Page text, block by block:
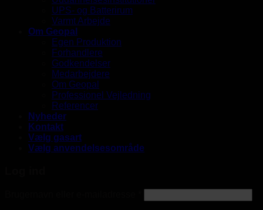
UPS- og Batterirum
Varmt Arbejde
Om Geopal
Egen Produktion
Forhandlere
Godkendelser
Medarbejdere
Om Geopal
Professionel Vejledning
Referencer
Nyheder
Kontakt
Vælg gasart
Vælg anvendelsesområde